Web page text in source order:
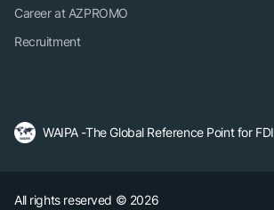
Career at AZPROMO
Recruitment
WAIPA -The Global Reference Point for FDI
All rights reserved © 2026